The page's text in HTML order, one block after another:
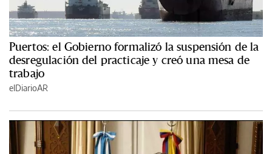
Puertos: el Gobierno formalizó la suspensión de la
desregulación del practicaje y creó una mesa de
trabajo
elDiarioAR